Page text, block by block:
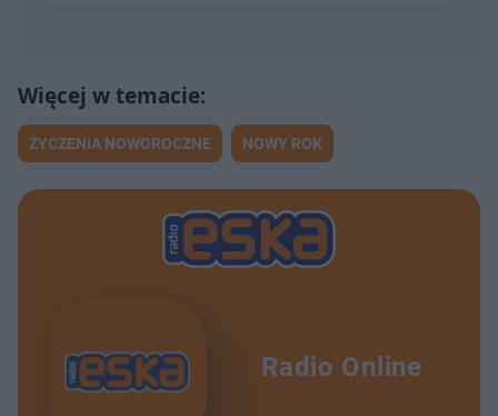
ŻYCZENIA NOWOROCZNE NOWY ROK
Radio Online